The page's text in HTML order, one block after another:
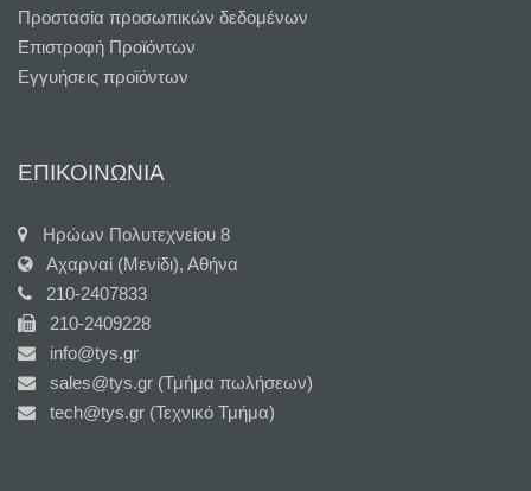
Προστασία προσωπικών δεδομένων
Επιστροφή Προϊόντων
Εγγυήσεις προϊόντων
ΕΠΙΚΟΙΝΩΝΙΑ
Ηρώων Πολυτεχνείου 8
Αχαρναί (Μενίδι), Αθήνα
210-2407833
210-2409228
info@tys.gr
sales@tys.gr (Τμήμα πωλήσεων)
tech@tys.gr (Τεχνικό Τμήμα)